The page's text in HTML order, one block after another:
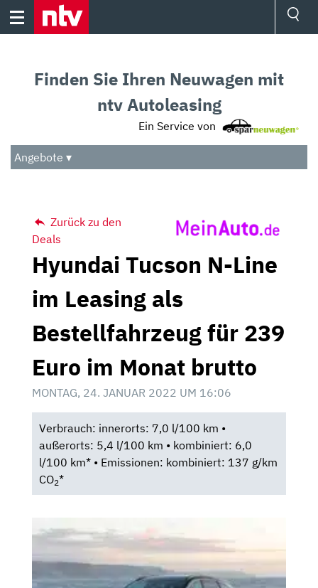
Skip
Audio
Das Beste
Finden Sie Ihren Neuwagen mit
ntv Autoleasing
Ein Service von
Angebote ▾
Zurück zu den
Deals
Hyundai Tucson N-Line
im Leasing als
Bestellfahrzeug für 239
Euro im Monat brutto
MONTAG, 24. JANUAR 2022 UM 16:06
Verbrauch: innerorts: 7,0 l/100 km •
außerorts: 5,4 l/100 km • kombiniert: 6,0
l/100 km* • Emissionen: kombiniert: 137 g/km
CO2*